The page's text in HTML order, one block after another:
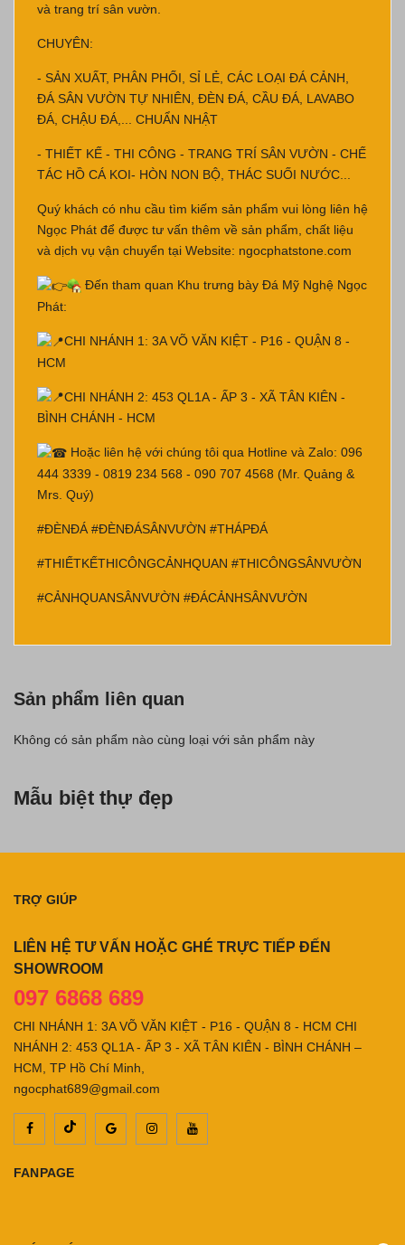
và trang trí sân vườn.
CHUYÊN:
- SẢN XUẤT, PHÂN PHỐI, SỈ LẺ, CÁC LOẠI ĐÁ CẢNH,
ĐÁ SÂN VƯỜN TỰ NHIÊN, ĐÈN ĐÁ, CẦU ĐÁ, LAVABO
ĐÁ, CHẬU ĐÁ,... CHUẨN NHẬT
- THIẾT KẾ - THI CÔNG - TRANG TRÍ SÂN VƯỜN - CHẾ
TÁC HỒ CÁ KOI- HÒN NON BỘ, THÁC SUỐI NƯỚC...
Quý khách có nhu cầu tìm kiếm sản phẩm vui lòng liên hệ
Ngọc Phát để được tư vấn thêm về sản phẩm, chất liệu
và dịch vụ vận chuyển tại Website: ngocphatstone.com
Đến tham quan Khu trưng bày Đá Mỹ Nghệ Ngọc
Phát:
CHI NHÁNH 1: 3A VÕ VĂN KIỆT - P16 - QUẬN 8 -
HCM
CHI NHÁNH 2: 453 QL1A - ẤP 3 - XÃ TÂN KIÊN -
BÌNH CHÁNH - HCM
Hoặc liên hệ với chúng tôi qua Hotline và Zalo: 096
444 3339 - 0819 234 568 - 090 707 4568 (Mr. Quảng &
Mrs. Quý)
#ĐÈNĐÁ #ĐÈNĐÁSÂNVƯỜN #THÁPĐÁ
#THIẾTKẾTHICÔNGCẢNHQUAN #THICÔNGSÂNVƯỜN
#CẢNHQUANSÂNVƯỜN #ĐÁCẢNHSÂNVƯỜN
Sản phẩm liên quan
Không có sản phẩm nào cùng loại với sản phẩm này
Mẫu biệt thự đẹp
TRỢ GIÚP
LIÊN HỆ TƯ VẤN HOẶC GHÉ TRỰC TIẾP ĐẾN
SHOWROOM
097 6868 689
CHI NHÁNH 1: 3A VÕ VĂN KIỆT - P16 - QUẬN 8 - HCM CHI
NHÁNH 2: 453 QL1A - ẤP 3 - XÃ TÂN KIÊN - BÌNH CHÁNH –
HCM, TP Hồ Chí Minh,
ngocphat689@gmail.com
FANPAGE